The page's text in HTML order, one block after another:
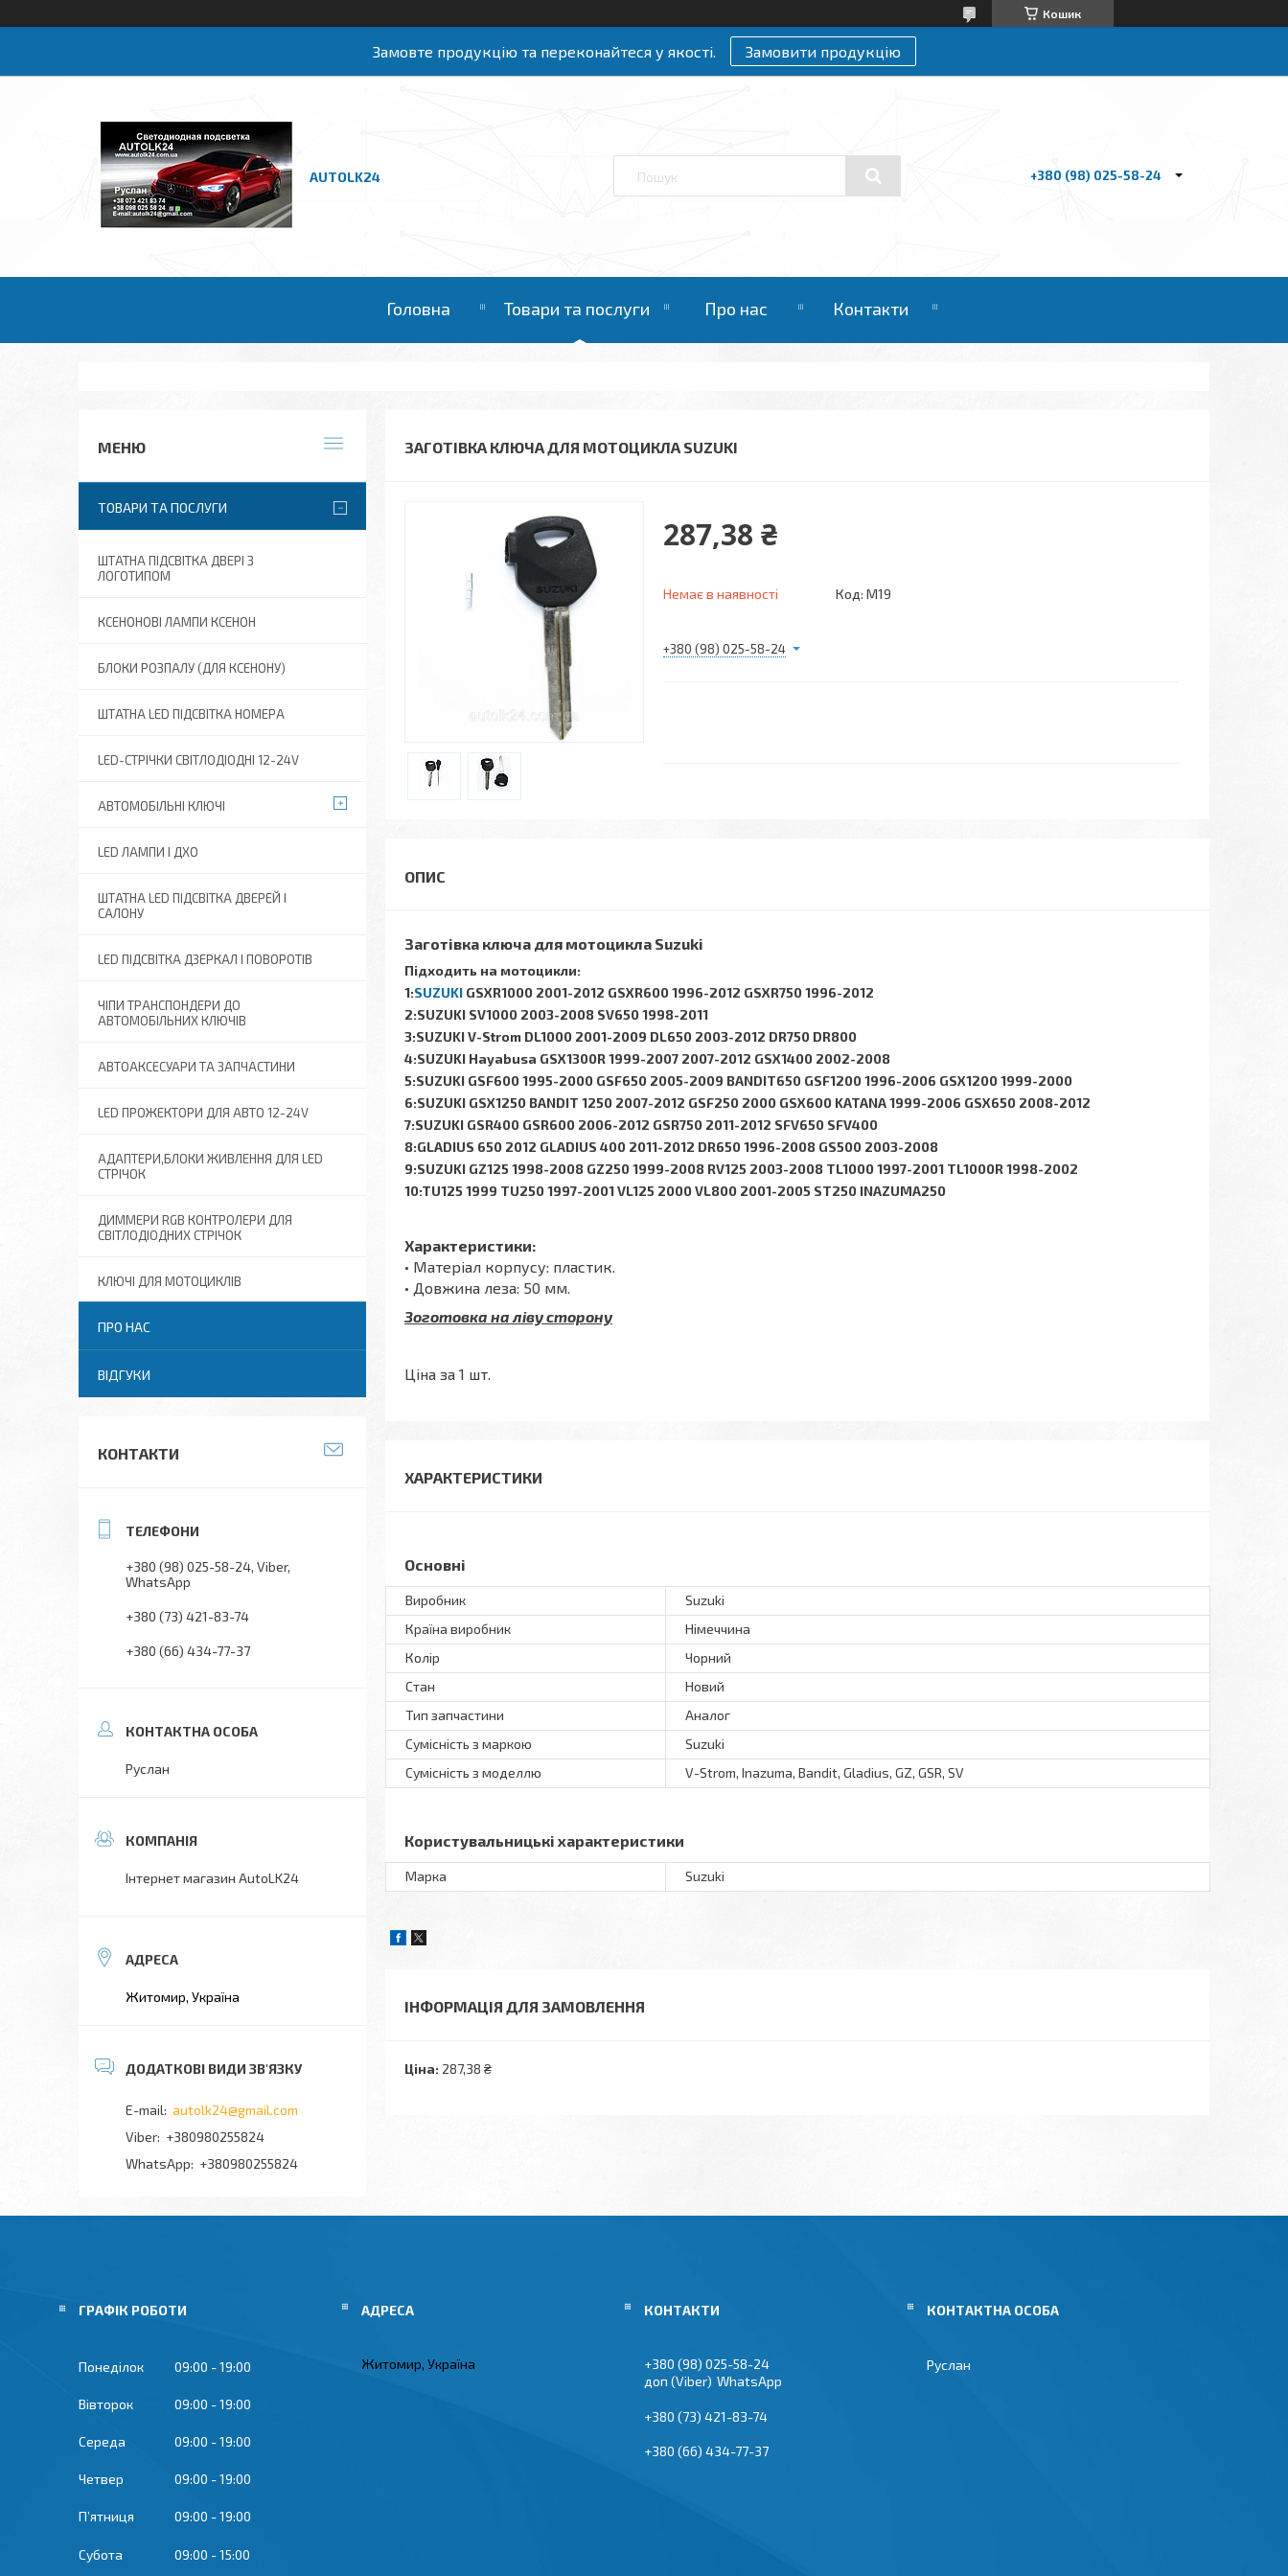
Кошик
Замовте продукцію та переконайтеся у якості. Замовити продукцію
AUTOLK24 +380 (98) 025-58-24
Головна Товари та послуги Про нас Контакти
ЗАГОТІВКА КЛЮЧА ДЛЯ МОТОЦИКЛА SUZUKI
287,38 ₴
Немає в наявності Код: M19
+380 (98) 025-58-24
Заготівка ключа для мотоцикла Suzuki
Підходить на мотоцикли:
1:SUZUKI GSXR1000 2001-2012 GSXR600 1996-2012 GSXR750 1996-2012
2:SUZUKI SV1000 2003-2008 SV650 1998-2011
3:SUZUKI V-Strom DL1000 2001-2009 DL650 2003-2012 DR750 DR800
4:SUZUKI Hayabusa GSX1300R 1999-2007 2007-2012 GSX1400 2002-2008
5:SUZUKI GSF600 1995-2000 GSF650 2005-2009 BANDIT650 GSF1200 1996-2006 GSX1200 1999-2000
6:SUZUKI GSX1250 BANDIT 1250 2007-2012 GSF250 2000 GSX600 KATANA 1999-2006 GSX650 2008-2012
7:SUZUKI GSR400 GSR600 2006-2012 GSR750 2011-2012 SFV650 SFV400
8:GLADIUS 650 2012 GLADIUS 400 2011-2012 DR650 1996-2008 GS500 2003-2008
9:SUZUKI GZ125 1998-2008 GZ250 1999-2008 RV125 2003-2008 TL1000 1997-2001 TL1000R 1998-2002
10:TU125 1999 TU250 1997-2001 VL125 2000 VL800 2001-2005 ST250 INAZUMA250
Характеристики:
• Матеріал корпусу: пластик.
• Довжина леза: 50 мм.
Зоготовка на ліву сторону
Ціна за 1 шт.
ХАРАКТЕРИСТИКИ
Основні
Виробник
Suzuki
Країна виробник
Німеччина
Колір
Чорний
Стан
Новий
Тип запчастини
Аналог
Сумісність з маркою
Suzuki
Сумісність з моделлю
V-Strom, Inazuma, Bandit, Gladius, GZ, GSR, SV
Користувальницькі характеристики
Марка Suzuki
ІНФОРМАЦІЯ ДЛЯ ЗАМОВЛЕННЯ
Ціна: 287,38 ₴
ТОВАРИ ТА ПОСЛУГИ
ШТАТНА ПІДСВІТКА ДВЕРІ З
ЛОГОТИПОМ
КСЕНОНОВІ ЛАМПИ КСЕНОН
БЛОКИ РОЗПАЛУ (ДЛЯ КСЕНОНУ)
ШТАТНА LED ПІДСВІТКА НОМЕРА
LED-СТРІЧКИ СВІТЛОДІОДНІ 12-24V
АВТОМОБІЛЬНІ КЛЮЧІ
LED ЛАМПИ І ДХО
ШТАТНА LED ПІДСВІТКА ДВЕРЕЙ І
САЛОНУ
LED ПІДСВІТКА ДЗЕРКАЛ І ПОВОРОТІВ
ЧІПИ ТРАНСПОНДЕРИ ДО
АВТОМОБІЛЬНИХ КЛЮЧІВ
АВТОАКСЕСУАРИ ТА ЗАПЧАСТИНИ
LED ПРОЖЕКТОРИ ДЛЯ АВТО 12-24V
АДАПТЕРИ,БЛОКИ ЖИВЛЕННЯ ДЛЯ LED
СТРІЧОК
ДИММЕРИ RGB КОНТРОЛЕРИ ДЛЯ
СВІТЛОДІОДНИХ СТРІЧОК
КЛЮЧІ ДЛЯ МОТОЦИКЛІВ
ПРО НАС
ВІДГУКИ
КОНТАКТИ
+380 (98) 025-58-24 Viber
WhatsApp
+380 (73) 421-83-74
+380 (66) 434-77-37
Руслан
Інтернет магазин AutoLK24
Житомир, Україна
autolk24@gmail.com
+380980255824
+380980255824
ГРАФІК РОБОТИ
Понеділок 09:00 19:00
Вівторок 09:00 19:00
Середа 09:00 19:00
Четвер 09:00 19:00
Пʼятниця 09:00 19:00
Субота 09:00 15:00
Житомир, Україна
+380 (98) 025-58-24
Viber WhatsApp
+380 (73) 421-83-74
+380 (66) 434-77-37
Руслан